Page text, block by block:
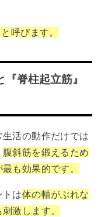
呼びます。
脊柱起立筋』
活の動作だけでは
腹斜筋を鍛えるため
も効果的です。
トは体の軸がぶれな
激します。